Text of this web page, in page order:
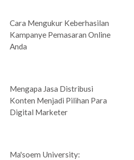
Cara Mengukur Keberhasilan
Kampanye Pemasaran Online
Anda
Mengapa Jasa Distribusi
Konten Menjadi Pilihan Para
Digital Marketer
Ma'soem University: